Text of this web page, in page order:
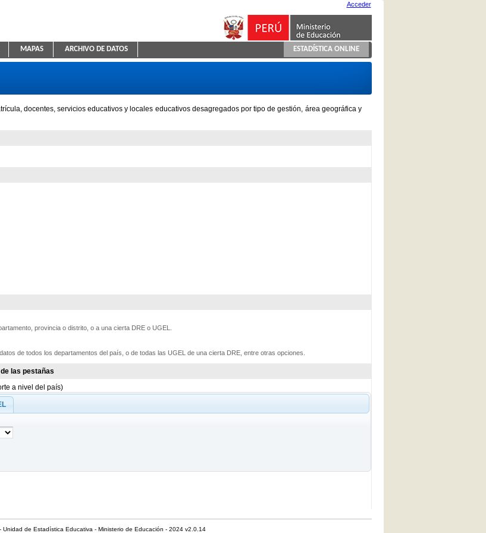
Acceder
MAPAS ARCHIVO DE DATOS ESTADÍSTICA ONLINE
docentes, servicios educativos y locales educativos desagregados por tipo de gestión, área geográfica y
provincia o distrito, o a una cierta DRE o UGEL.
de todos los departamentos del país, o de todas las UGEL de una cierta DRE, entre otras opciones.
las pestañas
a nivel del país)
Unidad de Estadística Educativa - Ministerio de Educación - 2024 v2.0.14